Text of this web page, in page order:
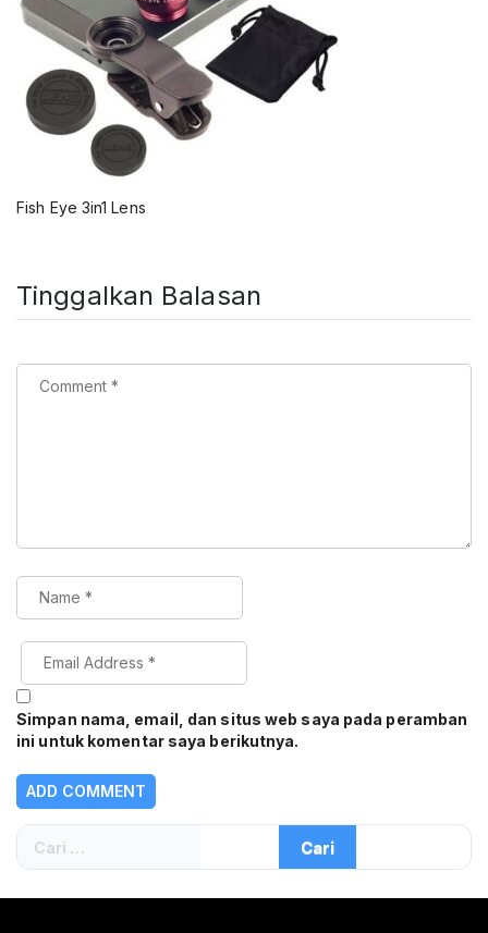
Fish Eye 3in1 Lens
Tinggalkan Balasan
Simpan nama, email, dan situs web saya pada peramban
ini untuk komentar saya berikutnya.
Cari
untuk: